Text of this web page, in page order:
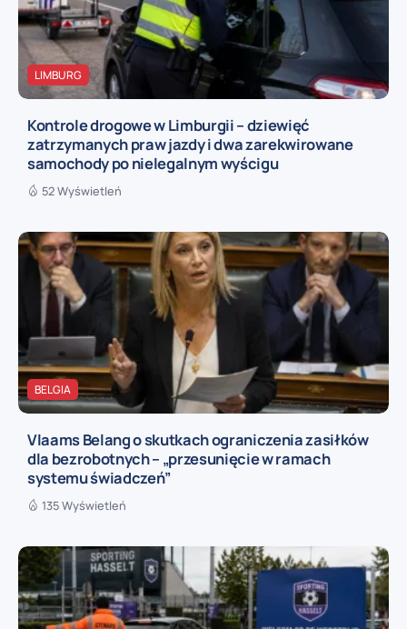
LIMBURG
Kontrole drogowe w Limburgii – dziewięć
zatrzymanych praw jazdy i dwa zarekwirowane
samochody po nielegalnym wyścigu
52 Wyświetleń
BELGIA
Vlaams Belang o skutkach ograniczenia zasiłków
dla bezrobotnych – „przesunięcie w ramach
systemu świadczeń”
135 Wyświetleń